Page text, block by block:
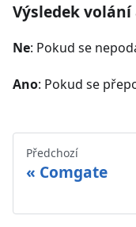
Výsledek
Ne: Pokud se
Ano: Pokud se
Předchozí
Comgate